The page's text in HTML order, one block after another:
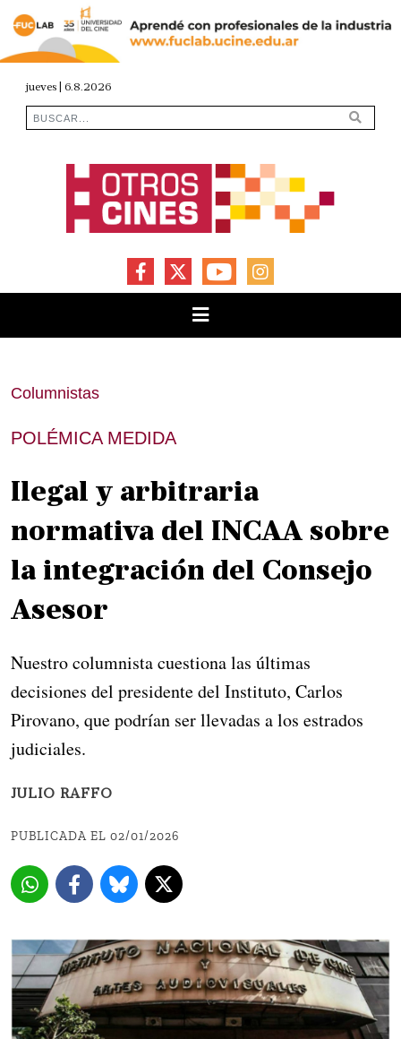
jueves | 6.8.2026
FACEBOOKYOUTUBEINSTAGRAM
Columnistas
POLÉMICA MEDIDA
Ilegal y arbitraria
normativa del INCAA sobre
la integración del Consejo
Asesor
Nuestro columnista cuestiona las últimas
decisiones del presidente del Instituto, Carlos
Pirovano, que podrían ser llevadas a los estrados
judiciales.
JULIO RAFFO
PUBLICADA EL 02/01/2026